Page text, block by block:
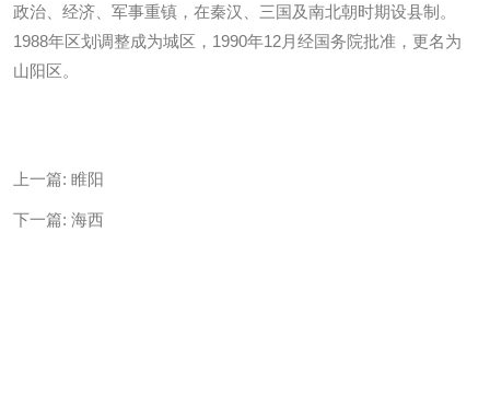
政治、经济、军事重镇，在秦汉、三国及南北朝时期设县制。
1988年区划调整成为城区，1990年12月经国务院批准，更名为
山阳区。
上一篇: 睢阳
下一篇: 海西